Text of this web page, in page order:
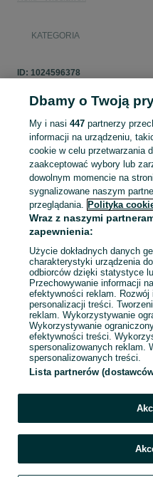
KATEGORIA
ID: 1024596378
Zaloguj się lub załóż konto
sprzedającym
Zaloguj się / Załóż konto
Dbamy o Twoją
My i nasi447 partnerzy
informacji na urządzeniu,
cookie w celu przetwarzania
zaakceptować wybory lub
dowolnym momencie na
sygnalizowane naszym
przeglądania. Polityka
Wraz z naszymi
zapewnienia:
Użycie dokładnych danych
charakterystyki urządzenia
odbiorców dzięki statystyce
Przechowywanie informacji
efektywności reklam. Rozwój
personalizacji treści.
reklam. Wykorzystywanie
Wykorzystywanie
efektywności treści.
spersonalizowanych reklam.
spersonalizowanych treści.
Lista partnerów